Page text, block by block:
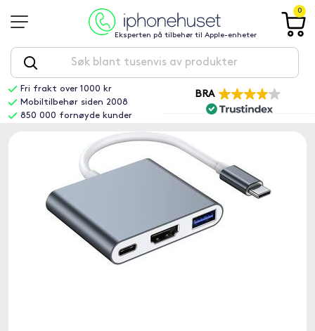
Eksperten på tilbehør til Apple-enheter
0
Fri frakt over 1000 kr
Mobiltilbehør siden 2008
850 000 fornøyde kunder
BRA